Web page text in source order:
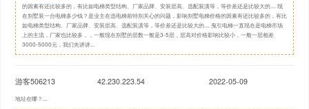
的因素有还比较多的，有比如电梯类型结构、厂家品牌、安装层高、选配装潢等，等价差还是比较大的.... 现
在别墅装一台电梯多少钱？是业主在选电梯前特别关心的问题，影响别墅电梯价格的因素有还比较多的，有比
如电梯类型结构、厂家品牌、安装层高、选配装潢等，等价差还是比较大的.... 曳引电梯一直现在是电梯市场
上的主流，厂家也比较多，，一般现在别墅的层数一般是3-5层，层高对价格影响比较小，一般一层相差
3000-5000元，我们先讲讲...
游客506213 42.230.223.54 2022-05-09
地址在哪？...